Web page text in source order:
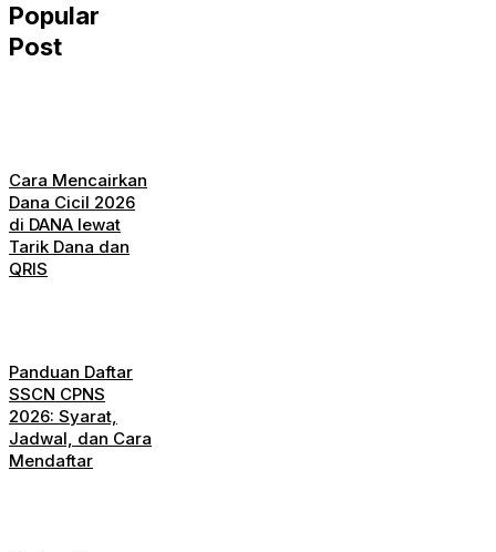
Popular
Post
Cara Mencairkan
Dana Cicil 2026
di DANA lewat
Tarik Dana dan
QRIS
Panduan Daftar
SSCN CPNS
2026: Syarat,
Jadwal, dan Cara
Mendaftar